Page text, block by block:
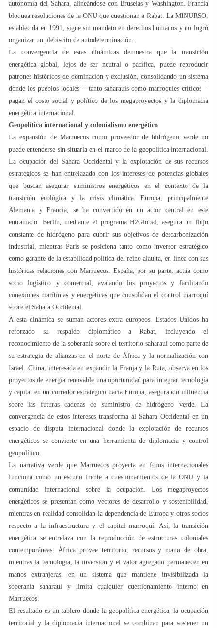
autonomía del Sahara, alineándose con Bruselas y Washington. Francia
bloquea resoluciones de la ONU que cuestionan a Rabat. La MINURSO,
establecida en 1991, sigue sin mandato en derechos humanos y no logró
organizar un plebiscito de autodeterminación.
La convergencia de estas dinámicas demuestra que la transición
energética global, lejos de ser neutral o pacífica, puede reproducir
patrones históricos de dominación y exclusión, consolidando un sistema
donde los pueblos locales —tanto saharauis como marroquíes críticos—
pagan el costo social y político de los megaproyectos y la diplomacia
energética internacional.
Geopolítica internacional y colonialismo energético
La expansión de Marruecos como proveedor de hidrógeno verde no
puede entenderse sin situarla en el marco de la geopolítica internacional.
La ocupación del Sahara Occidental y la explotación de sus recursos
estratégicos se han entrelazado con los intereses de potencias globales
que buscan asegurar suministros energéticos en el contexto de la
transición ecológica y la crisis climática. Europa, principalmente
Alemania y Francia, se ha convertido en un actor central en este
entramado. Berlín, mediante el programa H2Global, asegura un flujo
constante de hidrógeno para cubrir sus objetivos de descarbonización
industrial, mientras París se posiciona tanto como inversor estratégico
como garante de la estabilidad política del reino alauita, en línea con sus
históricas relaciones con Marruecos. España, por su parte, actúa como
socio logístico y comercial, avalando los proyectos y facilitando
conexiones marítimas y energéticas que consolidan el control marroquí
sobre el Sahara Occidental.
A esta dinámica se suman actores extra europeos. Estados Unidos ha
reforzado su respaldo diplomático a Rabat, incluyendo el
reconocimiento de la soberanía sobre el territorio saharaui como parte de
su estrategia de alianzas en el norte de África y la normalización con
Israel. China, interesada en expandir la Franja y la Ruta, observa en los
proyectos de energía renovable una oportunidad para integrar tecnología
y capital en un corredor estratégico hacia Europa, asegurando influencia
sobre las futuras cadenas de suministro de hidrógeno verde. La
convergencia de estos intereses transforma al Sahara Occidental en un
espacio de disputa internacional donde la explotación de recursos
energéticos se convierte en una herramienta de diplomacia y control
geopolítico.
La narrativa verde que Marruecos proyecta en foros internacionales
funciona como un escudo frente a cuestionamientos de la ONU y la
comunidad internacional sobre la ocupación. Los megaproyectos
energéticos se presentan como vectores de desarrollo y sostenibilidad,
mientras en realidad consolidan la dependencia de Europa y otros socios
respecto a la infraestructura y el capital marroquí. Así, la transición
energética se entrelaza con la reproducción de estructuras coloniales
contemporáneas: África provee territorio, recursos y mano de obra,
mientras la tecnología, la inversión y el valor agregado permanecen en
manos extranjeras, en un sistema que mantiene invisibilizada la
soberanía saharaui y limita cualquier cuestionamiento interno en
Marruecos.
El resultado es un tablero donde la geopolítica energética, la ocupación
territorial y la diplomacia internacional se combinan para sostener un